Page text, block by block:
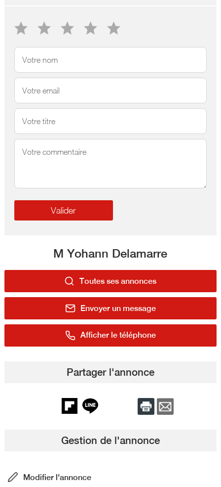
M Yohann Delamarre
Toutes ses annonces
Envoyer un message
Afficher le téléphone
Partager l'annonce
Gestion de l'annonce
Modifier l'annonce